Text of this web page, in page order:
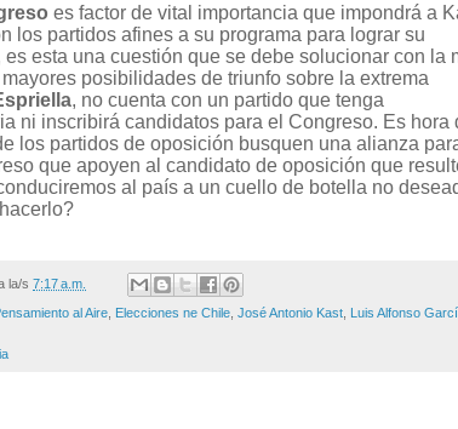
es factor de vital importancia que impondrá a
los partidos afines a su programa para lograr su
esta una cuestión que se debe solucionar con la
posibilidades de triunfo sobre la extrema
, no cuenta con un partido que tenga
ni inscribirá candidatos para el Congreso. Es hora
los partidos de oposición busquen una alianza
que apoyen al candidato de oposición que
al país a un cuello de botella no
la/s 7:17 a.m.
al Aire Elecciones ne Chile José Antonio Kast
Luis Alfonso